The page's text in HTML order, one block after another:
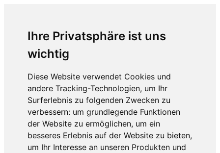
Ihre Privatsphäre ist uns
wichtig
Diese Website verwendet Cookies und
andere Tracking-Technologien, um Ihr
Surferlebnis zu folgenden Zwecken zu
verbessern: um grundlegende Funktionen
der Website zu ermöglichen, um ein
besseres Erlebnis auf der Website zu bieten,
um Ihr Interesse an unseren Produkten und